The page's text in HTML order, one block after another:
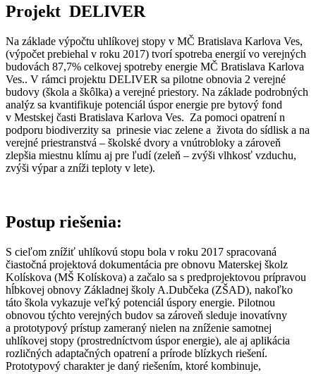
Projekt DELIVER
Na základe výpočtu uhlíkovej stopy v MČ Bratislava Karlova Ves,
(výpočet prebiehal v roku 2017) tvorí spotreba energií vo verejných
budovách 87,7% celkovej spotreby energie MČ Bratislava Karlova
Ves.. V rámci projektu DELIVER sa pilotne obnovia 2 verejné
budovy (škola a škôlka) a verejné priestory. Na základe podrobných
analýz sa kvantifikuje potenciál úspor energie pre bytový fond
v Mestskej časti Bratislava Karlova Ves. Za pomoci opatrení n
podporu biodiverzity sa prinesie viac zelene a života do sídlisk a na
verejné priestranstvá – školské dvory a vnútrobloky a zároveň
zlepšia miestnu klímu aj pre ľudí (zeleň – zvýši vlhkosť vzduchu,
zvýši výpar a zníži teploty v lete).
Postup riešenia:
S cieľom znížiť uhlíkovú stopu bola v roku 2017 spracovaná
čiastočná projektová dokumentácia pre obnovu Materskej školz
Kolískova (MŠ Kolískova) a začalo sa s predprojektovou prípravou
hĺbkovej obnovy Základnej školy A.Dubčeka (ZŠAD), nakoľko
táto škola vykazuje veľký potenciál úspory energie. Pilotnou
obnovou týchto verejných budov sa zároveň sleduje inovatívny
a prototypový prístup zameraný nielen na zníženie samotnej
uhlíkovej stopy (prostredníctvom úspor energie), ale aj aplikácia
rozličných adaptačných opatrení a prírode blízkych riešení.
Prototypový charakter je daný riešením, ktoré kombinuje,